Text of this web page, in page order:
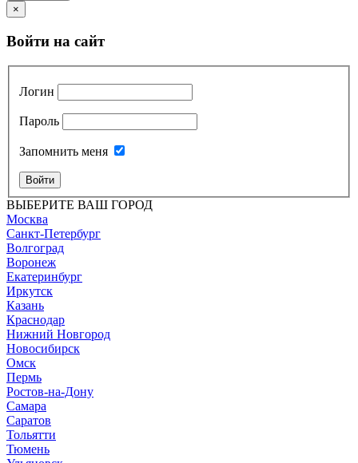
×
Войти на сайт
Логин
Пароль
Запомнить меня
Войти
ВЫБЕРИТЕ ВАШ ГОРОД
Москва
Санкт-Петербург
Волгоград
Воронеж
Екатеринбург
Иркутск
Казань
Краснодар
Нижний Новгород
Новосибирск
Омск
Пермь
Ростов-на-Дону
Самара
Саратов
Тольятти
Тюмень